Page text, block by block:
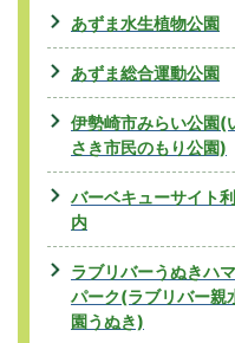
あずま水生植物公園
あずま総合運動公園
伊勢崎市みらい公園(
さき市民のもり公園)
バーベキューサイト
内
ラブリバーうぬきハ
パーク(ラブリバー親
園うぬき)